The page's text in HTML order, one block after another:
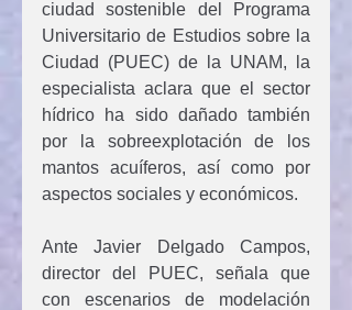
ciudad sostenible del Programa
Universitario de Estudios sobre la
Ciudad (PUEC) de la UNAM, la
especialista aclara que el sector
hídrico ha sido dañado también
por la sobreexplotación de los
mantos acuíferos, así como por
aspectos sociales y económicos.
Ante Javier Delgado Campos,
director del PUEC, señala que
con escenarios de modelación